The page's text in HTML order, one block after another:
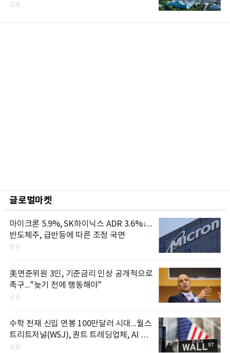
교육
글로벌마켓
마이크론 5.9%, SK하이닉스 ADR 3.6%↓...
반도체주, 급반등에 따른 조정 국면
증권
美연준위원 3인, 기준금리 인상 공개적으로
촉구..."늦기 전에 행동해야"
금융
수학 천재 신입 연봉 100만달러 시대...월스
트리트저널(WSJ), 퀀트 트레딩업체, AI 기
업들 인재 확보 경쟁
금융